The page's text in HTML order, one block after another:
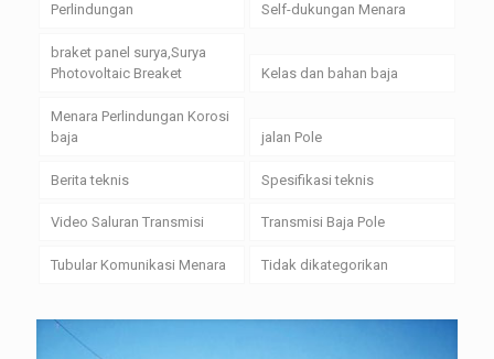
Perlindungan Self-dukungan Menara
braket panel surya,Surya
Photovoltaic Breaket
Kelas dan bahan baja
Menara Perlindungan Korosi
baja
jalan Pole
Berita teknis Spesifikasi teknis
Video Saluran Transmisi Transmisi Baja Pole
Tubular Komunikasi Menara Tidak dikategorikan